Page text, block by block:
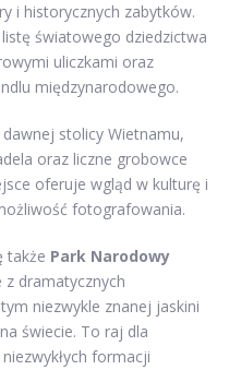
i historycznych zabytków.
światowego dziedzictwa
uliczkami oraz
międzynarodowego.
dawnej stolicy Wietnamu,
oraz liczne grobowce
oferuje wgląd w kulturę i
fotografowania.
także Park Narodowy
z dramatycznych
niezwykle znanej jaskini
świecie. To raj dla
formacji